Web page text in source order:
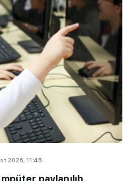
2026, 11:45